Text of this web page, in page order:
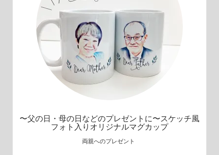
〜父の日・母の日などのプレゼントに〜スケッチ風
フォト入りオリジナルマグカップ
両親へのプレゼント